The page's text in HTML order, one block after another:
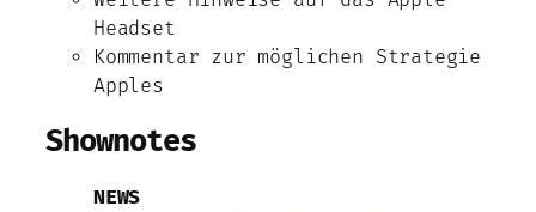
Headset
Kommentar zur möglichen Strategie
Apples
Shownotes
NEWS